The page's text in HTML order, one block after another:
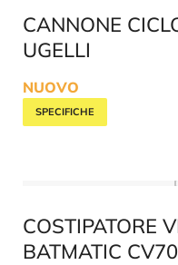
CANNONE
UGELLI
NUOVO
SPECIFICHE
COSTIPATORE
BATMATIC